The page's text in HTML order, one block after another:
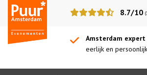
Puur*
Amsterdam
bedrijfsuitjes
8.7/10
Amsterdam
eerlijk en